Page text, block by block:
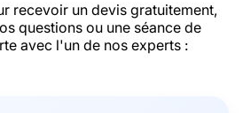
recevoir un devis gratuitement,
questions ou une séance de
avec l'un de nos experts :